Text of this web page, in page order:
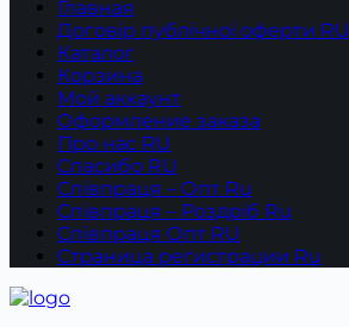
найденоГлавная
Договір публічної оферти RU
Каталог
Корзина
Мой аккаунт
Оформление заказа
Про нас RU
Спасибо RU
Співпраця – Опт Ru
Співпраця – Роздріб Ru
Співпраця Опт RU
Страница регистрации Ru